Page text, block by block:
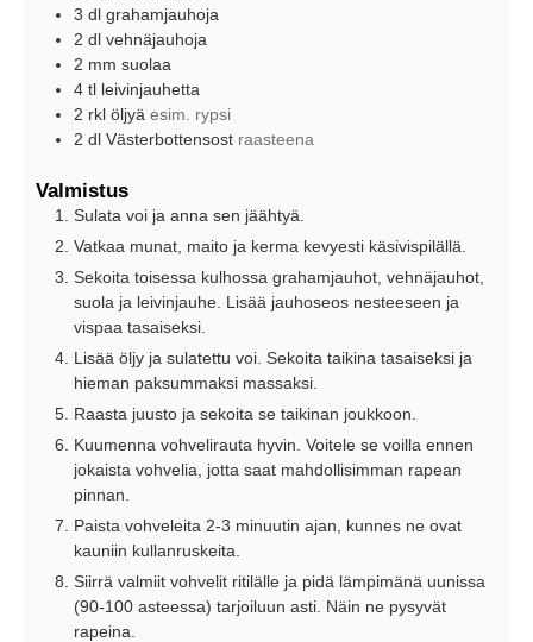
3 dl grahamjauhoja
2 dl vehnäjauhoja
2 mm suolaa
4 tl leivinjauhetta
2 rkl öljyä esim. rypsi
2 dl Västerbottensost raasteena
Valmistus
Sulata voi ja anna sen jäähtyä.
Vatkaa munat, maito ja kerma kevyesti käsivispilällä.
Sekoita toisessa kulhossa grahamjauhot, vehnäjauhot,
suola ja leivinjauhe. Lisää jauhoseos nesteeseen ja
vispaa tasaiseksi.
Lisää öljy ja sulatettu voi. Sekoita taikina tasaiseksi ja
hieman paksummaksi massaksi.
Raasta juusto ja sekoita se taikinan joukkoon.
Kuumenna vohvelirauta hyvin. Voitele se voilla ennen
jokaista vohvelia, jotta saat mahdollisimman rapean
pinnan.
Paista vohveleita 2-3 minuutin ajan, kunnes ne ovat
kauniin kullanruskeita.
Siirrä valmiit vohvelit ritilälle ja pidä lämpimänä uunissa
(90-100 asteessa) tarjoiluun asti. Näin ne pysyvät
rapeina.